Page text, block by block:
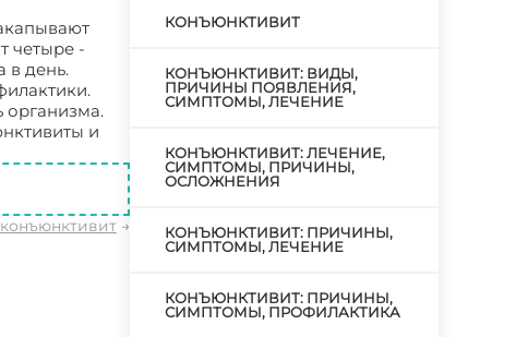
четыре -
в день.
организма.
и
→
КОНЪЮНКТИВИТ
КОНЪЮНКТИВИТ: ВИДЫ,
ПРИЧИНЫ ПОЯВЛЕНИЯ,
СИМПТОМЫ, ЛЕЧЕНИЕ
КОНЪЮНКТИВИТ: ЛЕЧЕНИЕ,
СИМПТОМЫ, ПРИЧИНЫ,
ОСЛОЖНЕНИЯ
КОНЪЮНКТИВИТ: ПРИЧИНЫ,
СИМПТОМЫ, ЛЕЧЕНИЕ
КОНЪЮНКТИВИТ: ПРИЧИНЫ,
СИМПТОМЫ, ПРОФИЛАКТИКА